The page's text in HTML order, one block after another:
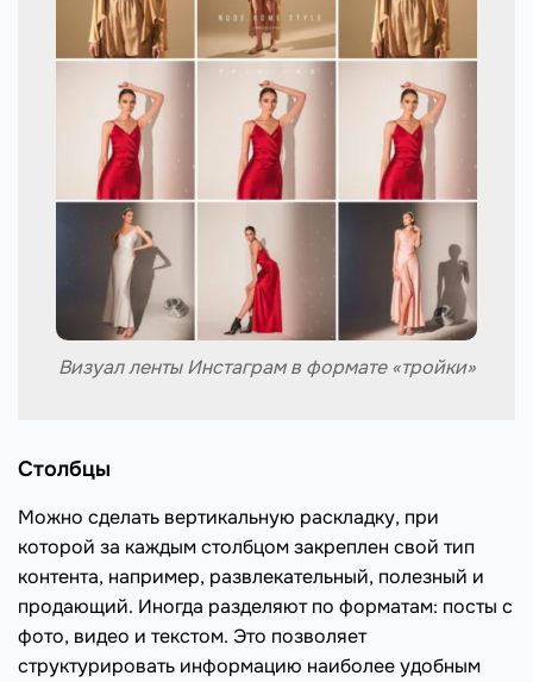
Визуал ленты Инстаграм в формате «тройки»
Столбцы
Можно сделать вертикальную раскладку, при
которой за каждым столбцом закреплен свой тип
контента, например, развлекательный, полезный и
продающий. Иногда разделяют по форматам: посты с
фото, видео и текстом. Это позволяет
структурировать информацию наиболее удобным